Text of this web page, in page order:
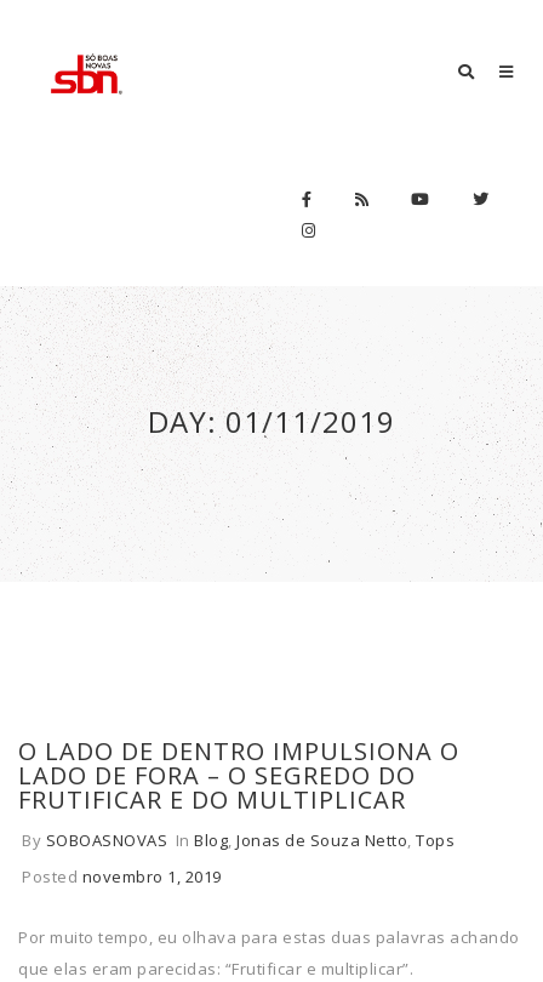
DAY:01/11/2019
O LADO DE DENTRO IMPULSIONA O
LADO DE FORA – O SEGREDO DO
FRUTIFICAR E DO MULTIPLICAR
By SOBOASNOVAS In Blog, Jonas de Souza Netto, Tops
Posted novembro 1, 2019
Por muito tempo, eu olhava para estas duas palavras achando
que elas eram parecidas: “Frutificar e multiplicar”.